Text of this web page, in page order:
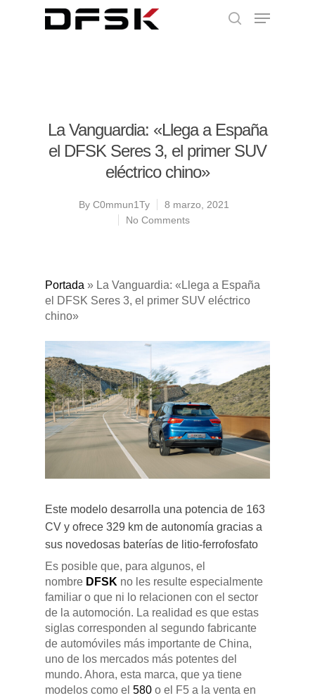
La Vanguardia: «Llega a España
el DFSK Seres 3, el primer SUV
eléctrico chino»
By C0mmun1Ty
8 marzo, 2021
No Comments
Portada » La Vanguardia: «Llega a España
el DFSK Seres 3, el primer SUV eléctrico
chino»
Este modelo desarrolla una potencia de 163
CV y ofrece 329 km de autonomía gracias a
sus novedosas baterías de litio-ferrofosfato
Es posible que, para algunos, el
nombre DFSK no les resulte especialmente
familiar o que ni lo relacionen con el sector
de la automoción. La realidad es que estas
siglas corresponden al segundo fabricante
de automóviles más importante de China,
uno de los mercados más potentes del
mundo. Ahora, esta marca, que ya tiene
modelos como el 580 o el F5 a la venta en